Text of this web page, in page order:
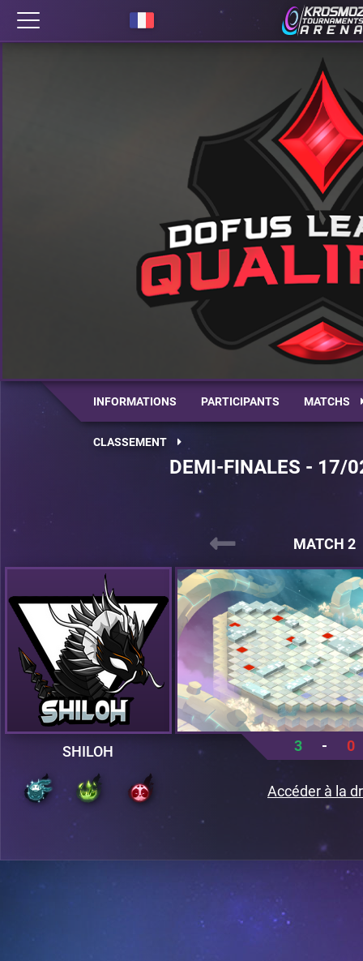
INFORMATIONS PARTICIPANTS MATCHS
CLASSEMENT
DEMI-FINALES - 17/
MATCH 2
SHILOH 3 - 0
Accéder à la